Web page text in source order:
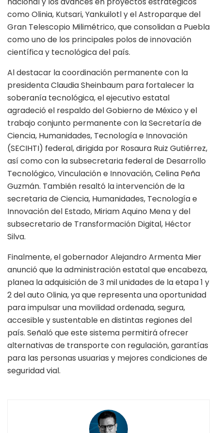
como Olinia, Kutsari, Yankuilotl y el Astroparque del
Gran Telescopio Milimétrico, que consolidan a Puebla
como uno de los principales polos de innovación
científica y tecnológica del país.
Al destacar la coordinación permanente con la
presidenta Claudia Sheinbaum para fortalecer la
soberanía tecnológica, el ejecutivo estatal
agradeció el respaldo del Gobierno de México y el
trabajo conjunto permanente con la Secretaría de
Ciencia, Humanidades, Tecnología e Innovación
(SECIHTI) federal, dirigida por Rosaura Ruiz Gutiérrez,
así como con la subsecretaria federal de Desarrollo
Tecnológico, Vinculación e Innovación, Celina Peña
Guzmán. También resaltó la intervención de la
secretaria de Ciencia, Humanidades, Tecnología e
Innovación del Estado, Miriam Aquino Mena y del
subsecretario de Transformación Digital, Héctor
Silva.
Finalmente, el gobernador Alejandro Armenta Mier
anunció que la administración estatal que encabeza,
planea la adquisición de 3 mil unidades de la etapa 1 y
2 del auto Olinia, ya que representa una oportunidad
para impulsar una movilidad ordenada, segura,
accesible y sustentable en distintas regiones del
país. Señaló que este sistema permitirá ofrecer
alternativas de transporte con regulación, garantías
para las personas usuarias y mejores condiciones de
seguridad vial.